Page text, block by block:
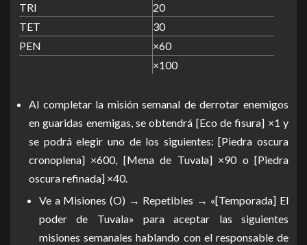
TRI
20
TET
30
PEN
×60
×100
Al completar la misión semanal de derrotar enemigos
en guaridas enemigas, se obtendrá [Eco de fisura] ×1 y
se podrá elegir uno de los siguientes: [Piedra oscura
cronoplena] ×600, [Mena de Tuvala] ×90 o [Piedra
oscura refinada] ×40.
Ve a Misiones (O) → Repetibles → «[Temporada] El
poder de Tuvala» para aceptar las siguientes
misiones semanales hablando con el responsable de